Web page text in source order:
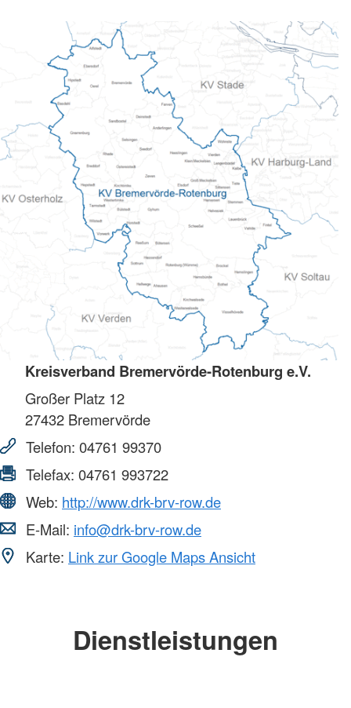
Kreisverband Bremervörde-Rotenburg e.V.
Großer Platz 12
27432 Bremervörde
Telefon: 04761 99370
Telefax: 04761 993722
Web: http://www.drk-brv-row.de
E-Mail: info@drk-brv-row.de
Karte: Link zur Google Maps Ansicht
Dienstleistungen